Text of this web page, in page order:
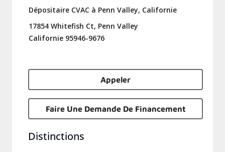
Dépositaire CVAC à Penn Valley, Californie
17854 Whitefish Ct, Penn Valley
Californie 95946-9676
Appeler
Faire Une Demande De Financement
Distinctions